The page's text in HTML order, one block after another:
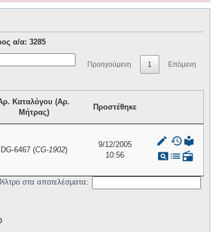
α/α: 3285
Προηγούμενη 1 Επόμενη
Καταλόγου (Αρ.
Μήτρας)
Προστέθηκε
DG-6467 (CG-1902)
9/12/2005
10:56
mode_edit historylocal_library
pageviewlistradio
στα αποτελέσματα: